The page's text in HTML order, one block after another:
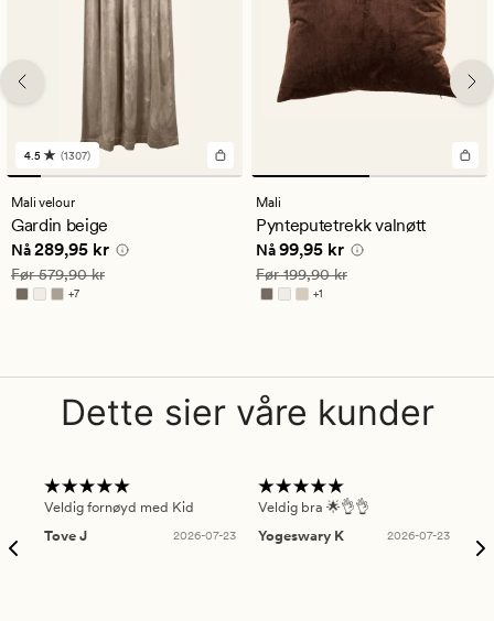
1307
anmeldelser
med
en
gjennomsnittlig
vurdering
på
4.5
4.5 (1307)
Mali velour
Gardin beige
Nåværende pris
Nå289,95 kr
Vanlig pris 579,90 kr
Før579,90 kr
+7
Tilgjengelig i flere farger
Mali
Pynteputetrekk valnøtt
Nåværende pris
Nå99,95 kr
Vanlig pris 199,90 kr
Før199,90 kr
+1
Tilgjengelig i flere farger
Dette sier våre kunder
Veldig fornøyd med Kid
Tove J
2026-07-23
Veldig bra 🌟👌👌
Yogeswary K
2026-07-23